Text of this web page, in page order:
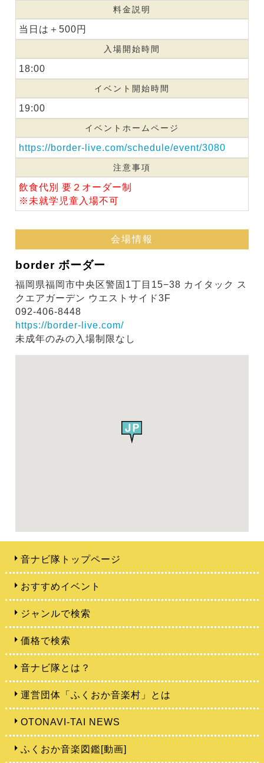
料金説明
当日は＋500円
入場開始時間
18:00
イベント開始時間
19:00
イベントホームページ
https://border-live.com/schedule/event/3080
注意事項
飲食代別 要２オーダー制
※未就学児童入場不可
会場情報
border ボーダー
福岡県福岡市中央区警固1丁目15−38 カイタック ス
クエアガーデン ウエストサイド3F
092-406-8448
https://border-live.com/
未成年のみの入場制限なし
音ナビ隊トップページ
おすすめイベント
ジャンルで検索
価格で検索
音ナビ隊とは？
運営団体「ふくおか音楽村」とは
OTONAVI-TAI NEWS
ふくおか音楽図鑑[動画]